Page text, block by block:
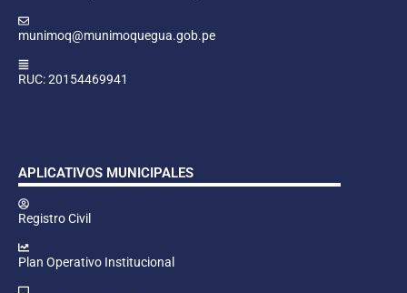
munimoq@munimoquegua.gob.pe
RUC: 20154469941
APLICATIVOS MUNICIPALES
Registro Civil
Plan Operativo Institucional